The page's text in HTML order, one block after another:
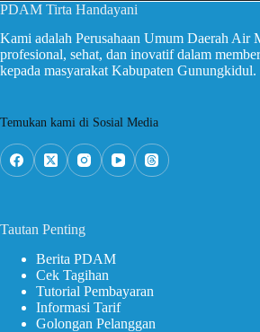
PDAM Tirta Handayani
Kami adalah Perusahaan Umum Daerah Air
profesional, sehat, dan inovatif dalam
kepada masyarakat Kabupaten Gunungkidul.
Temukan kami di Sosial Media
Tautan Penting
Berita PDAM
Cek Tagihan
Tutorial Pembayaran
Informasi Tarif
Golongan Pelanggan